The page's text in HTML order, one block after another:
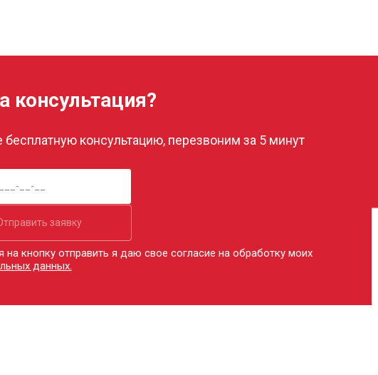
консультация?
бесплатную консультацию, перезвоним за 5 минут
заявку
на кнопку отправить я даю свое согласие на обработку моих
данных.